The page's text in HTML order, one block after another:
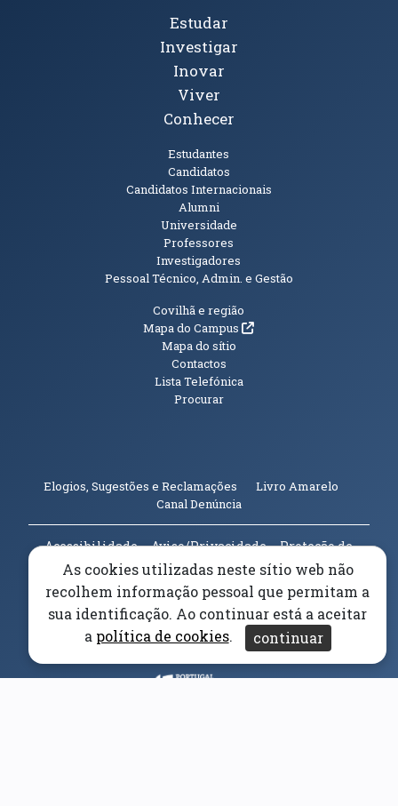
Tópicos Principais
Estudar
Investigar
Inovar
Viver
Conhecer
Estudantes
Candidatos
Candidatos Internacionais
Alumni
Universidade
Professores
Investigadores
Pessoal Técnico, Admin. e Gestão
Informações Adicionais
Covilhã e região
Mapa do Campus(abre em nova janela)
Mapa do sítio
Contactos
Lista Telefónica
Procurar
Elogios, Sugestões e Reclamações Livro Amarelo
Canal Denúncia(abre em nova janela)
Acessibilidade Aviso/Privacidade
Proteção de
Dados
Universidade da Beira Interior © 2026
Parceiros e Financiadores(abre em nova janela)
(abre em nova janela)
As cookies utilizadas neste sítio web não
recolhem informação pessoal que permitam a
sua identificação. Ao continuar está a aceitar
a política de cookies. continuar